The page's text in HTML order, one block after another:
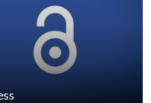
in Pubmed
3 minutes 33 seconds